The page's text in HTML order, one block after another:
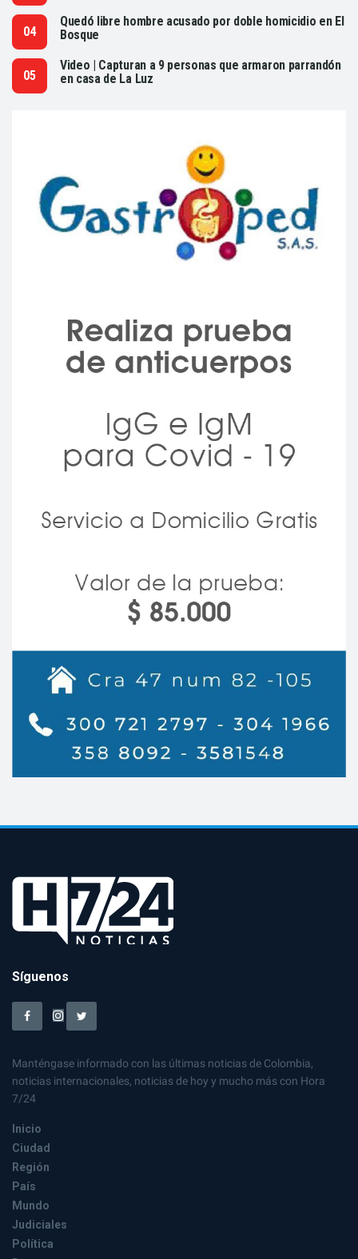
Quedó libre hombre acusado por doble homicidio en El
Bosque
Video | Capturan a 9 personas que armaron parrandón
en casa de La Luz
Síguenos
Manténgase informado con las últimas noticias de Colombia,
noticias internacionales, noticias de hoy y mucho más con Hora
7/24
Inicio
Ciudad
Región
País
Mundo
Judiciales
Política